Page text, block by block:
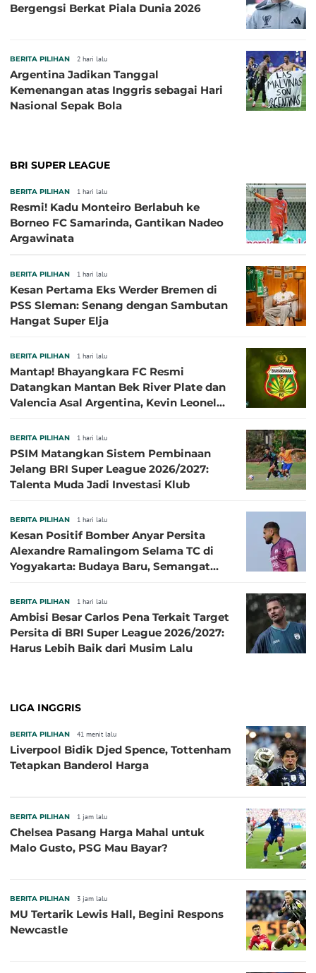
Bergengsi Berkat Piala Dunia 2026
BERITA PILIHAN 2 hari lalu
Argentina Jadikan Tanggal
Kemenangan atas Inggris sebagai Hari
Nasional Sepak Bola
BRI SUPER LEAGUE
BERITA PILIHAN 1 hari lalu
Resmi! Kadu Monteiro Berlabuh ke
Borneo FC Samarinda, Gantikan Nadeo
Argawinata
BERITA PILIHAN 1 hari lalu
Kesan Pertama Eks Werder Bremen di
PSS Sleman: Senang dengan Sambutan
Hangat Super Elja
BERITA PILIHAN 1 hari lalu
Mantap! Bhayangkara FC Resmi
Datangkan Mantan Bek River Plate dan
Valencia Asal Argentina, Kevin Leonel
BERITA PILIHAN 1 hari lalu
PSIM Matangkan Sistem Pembinaan
Jelang BRI Super League 2026/2027:
Talenta Muda Jadi Investasi Klub
BERITA PILIHAN 1 hari lalu
Kesan Positif Bomber Anyar Persita
Alexandre Ramalingom Selama TC di
Yogyakarta: Budaya Baru, Semangat
BERITA PILIHAN 1 hari lalu
Ambisi Besar Carlos Pena Terkait Target
Persita di BRI Super League 2026/2027:
Harus Lebih Baik dari Musim Lalu
LIGA INGGRIS
BERITA PILIHAN 41 menit lalu
Liverpool Bidik Djed Spence, Tottenham
Tetapkan Banderol Harga
BERITA PILIHAN 1 jam lalu
Chelsea Pasang Harga Mahal untuk
Malo Gusto, PSG Mau Bayar?
BERITA PILIHAN 3 jam lalu
MU Tertarik Lewis Hall, Begini Respons
Newcastle